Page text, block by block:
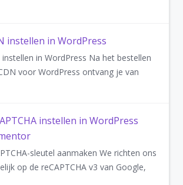
instellen in WordPress
instellen in WordPress Na het bestellen
voor WordPress ontvang je van
instellen in WordPress
sleutel aanmaken We richten ons
op de reCAPTCHA v3 van Google,